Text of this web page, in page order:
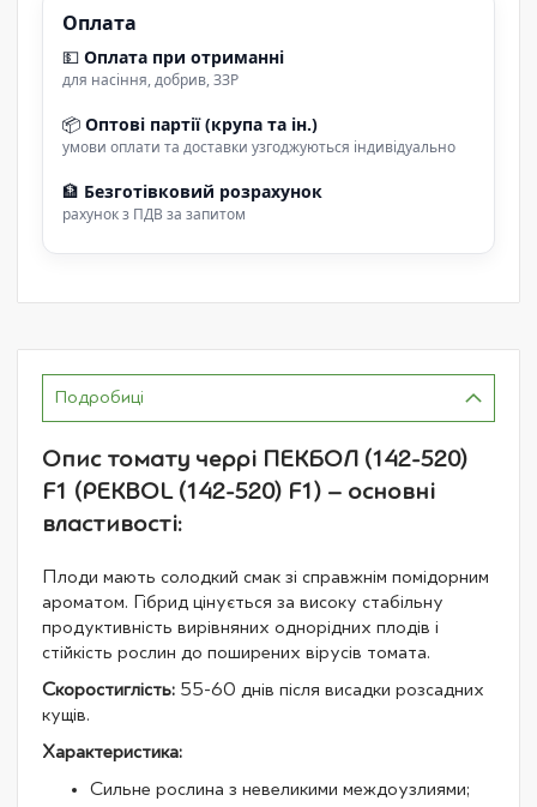
Оплата
💵 Оплата при отриманні
для насіння, добрив, ЗЗР
📦 Оптові партії (крупа та ін.)
умови оплати та доставки узгоджуються індивідуально
🏦 Безготівковий розрахунок
рахунок з ПДВ за запитом
Подробиці
Опис томату черрі ПЕКБОЛ (142-520)
F1 (PEKBOL (142-520) F1) – основні
властивості:
Плоди мають солодкий смак зі справжнім помідорним
ароматом. Гібрид цінується за високу стабільну
продуктивність вирівняних однорідних плодів і
стійкість рослин до поширених вірусів томата.
Скоростиглість: 55-60 днів після висадки розсадних
кущів.
Характеристика:
Сильне рослина з невеликими междоузлиями;